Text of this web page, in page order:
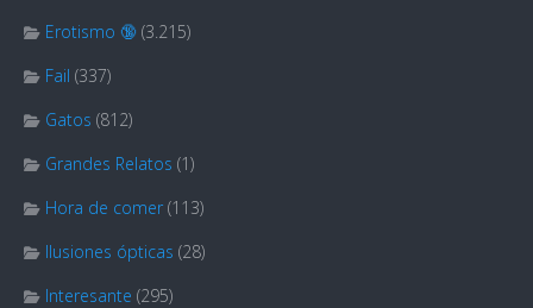
Erotismo 🔞 (3.215)
Fail (337)
Gatos (812)
Grandes Relatos (1)
Hora de comer (113)
Ilusiones ópticas (28)
Interesante (295)